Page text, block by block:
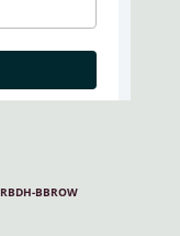
BBROW